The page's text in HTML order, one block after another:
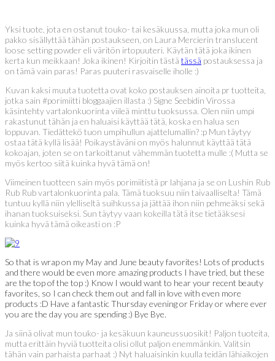
Yksi tuote, jota en ostanut touko- tai kesäkuussa, mutta joka mun oli
pakko sisällyttää tähän postaukseen, on Laura Mercierin translucent
loose setting powder eli väritön irtopuuteri. Käytän tätä joka ikinen
kerta kun meikkaan! Joka ikinen! Kirjoitin tästä tässä postauksessa ja
on tämä vain paras! Paras puuteri rasvaiselle iholle :)
Kuvan kaksi muuta tuotetta ovat koko postauksen ainoita pr tuotteita,
jotka sain #porimiitti bloggaajien illasta :) Signe Seebidin Virossa
käsintehty vartalonkuorinta viileä minttu tuoksussa. Olen niin umpi
rakastunut tähän ja en haluaisi käyttää tätä, koska en halua sen
loppuvan. Tiedättekö tuon umpihullun ajattelumallin? :p Mun täytyy
ostaa tätä kyllä lisää! Poikaystäväni on myös halunnut käyttää tätä
kokoajan, joten se on tarkoittanut vähemmän tuotetta mulle :( Mutta se
myös kertoo siitä kuinka hyvä tämä on!
Viimeinen tuotteen sain myös porimiitistä pr lahjana ja se on Lushin Rub
Rub Rub vartalonkuorinta pala. Tämä tuoksuu niin taivaalliselta! Tämä
tuntuu kyllä niin ylelliseltä suihkussa ja jättää ihon niin pehmeäksi sekä
ihanan tuoksuiseksi. Sun täytyy vaan kokeilla tätä itse tietääksesi
kuinka hyvä tämä oikeasti on :P
So that is wrap on my May and June beauty favorites! Lots of products
and there would be even more amazing products I have tried, but these
are the top of the top :) Know I would want to hear your recent beauty
favorites, so I can check them out and fall in love with even more
products :D Have a fantastic Thursday evening or Friday or where ever
you are the day you are spending :) Bye Bye.
Ja siinä olivat mun touko- ja kesäkuun kauneussuosikit! Paljon tuoteita,
mutta erittäin hyviä tuotteita olisi ollut paljon enemmänkin. Valitsin
tähän vain parhaista parhaat :) Nyt haluaisinkin kuulla teidän lähiaikojen